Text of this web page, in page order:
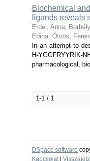
Biochemical
ligands reveals
Erdei, Anna;
Edina; Ötvös,
In an attempt to
H-
pharmacological,
1-1 / 1
DSpace software
Kapcsolat|